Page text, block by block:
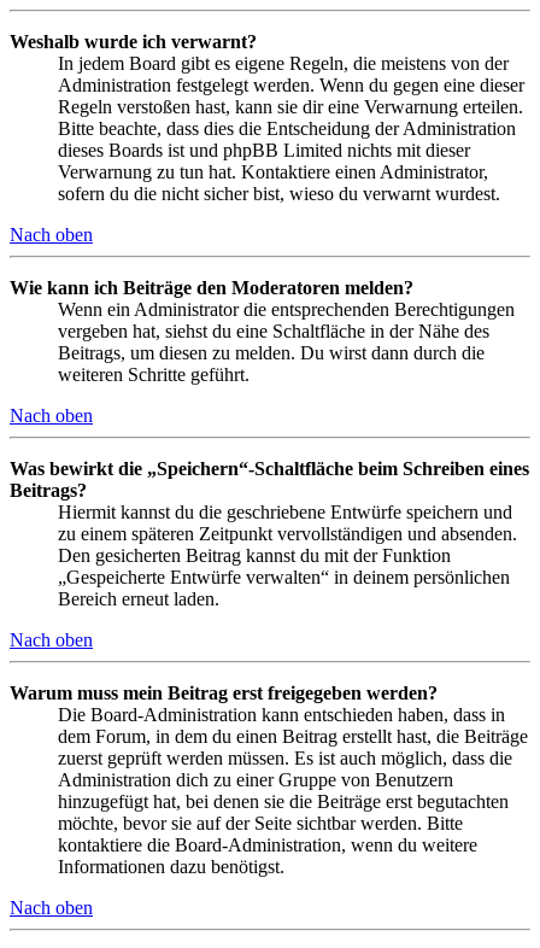
Weshalb wurde ich verwarnt?
In jedem Board gibt es eigene Regeln, die meistens von der
Administration festgelegt werden. Wenn du gegen eine dieser
Regeln verstoßen hast, kann sie dir eine Verwarnung erteilen.
Bitte beachte, dass dies die Entscheidung der Administration
dieses Boards ist und phpBB Limited nichts mit dieser
Verwarnung zu tun hat. Kontaktiere einen Administrator,
sofern du die nicht sicher bist, wieso du verwarnt wurdest.
Nach oben
Wie kann ich Beiträge den Moderatoren melden?
Wenn ein Administrator die entsprechenden Berechtigungen
vergeben hat, siehst du eine Schaltfläche in der Nähe des
Beitrags, um diesen zu melden. Du wirst dann durch die
weiteren Schritte geführt.
Nach oben
Was bewirkt die „Speichern“-Schaltfläche beim Schreiben eines
Beitrags?
Hiermit kannst du die geschriebene Entwürfe speichern und
zu einem späteren Zeitpunkt vervollständigen und absenden.
Den gesicherten Beitrag kannst du mit der Funktion
„Gespeicherte Entwürfe verwalten“ in deinem persönlichen
Bereich erneut laden.
Nach oben
Warum muss mein Beitrag erst freigegeben werden?
Die Board-Administration kann entschieden haben, dass in
dem Forum, in dem du einen Beitrag erstellt hast, die Beiträge
zuerst geprüft werden müssen. Es ist auch möglich, dass die
Administration dich zu einer Gruppe von Benutzern
hinzugefügt hat, bei denen sie die Beiträge erst begutachten
möchte, bevor sie auf der Seite sichtbar werden. Bitte
kontaktiere die Board-Administration, wenn du weitere
Informationen dazu benötigst.
Nach oben